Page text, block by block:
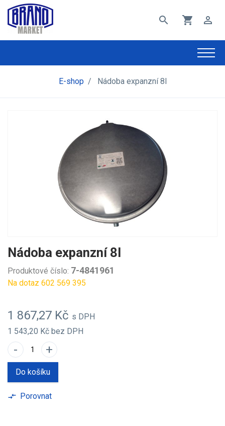
search shopping_cart perm_identity
E-shop / Nádoba expanzní 8l
Nádoba expanzní 8l
Produktové číslo: 7-4841961
Na dotaz 602 569 395
1 867,27 Kč s DPH
1 543,20 Kč bez DPH
- +
Do košíku
compare_arrows Porovnat